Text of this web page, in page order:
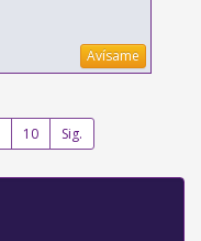
Avísame
10 Sig.